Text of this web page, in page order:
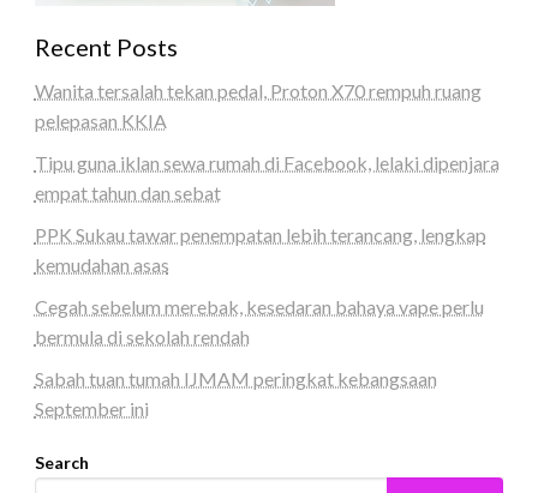
Recent Posts
Wanita tersalah tekan pedal, Proton X70 rempuh ruang
pelepasan KKIA
Tipu guna iklan sewa rumah di Facebook, lelaki dipenjara
empat tahun dan sebat
PPK Sukau tawar penempatan lebih terancang, lengkap
kemudahan asas
Cegah sebelum merebak, kesedaran bahaya vape perlu
bermula di sekolah rendah
Sabah tuan tumah IJMAM peringkat kebangsaan
September ini
Search